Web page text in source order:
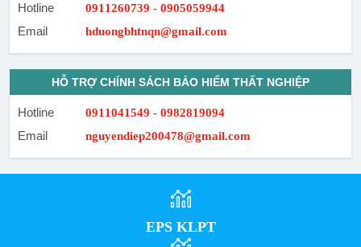
Hotline 0911260739 - 0905059944
Email hduongbhtnqn@gmail.com
HỖ TRỢ CHÍNH SÁCH BẢO HIỂM THẤT NGHIỆP
Hotline 0911041549 - 0982819094
Email nguyendiep200478@gmail.com
EPS KLPT